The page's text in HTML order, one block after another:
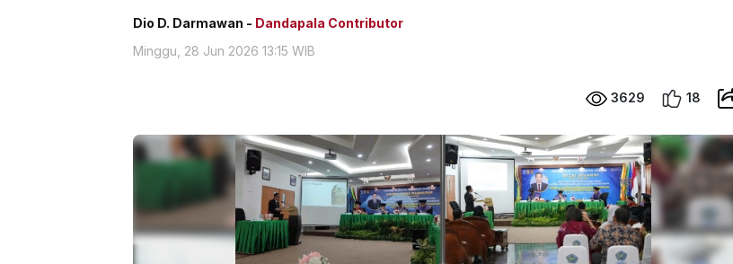
Dio D. Darmawan - Dandapala Contributor
Minggu, 28 Jun 2026 13:15 WIB
3629 18